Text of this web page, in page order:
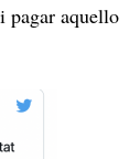
pagar aquello